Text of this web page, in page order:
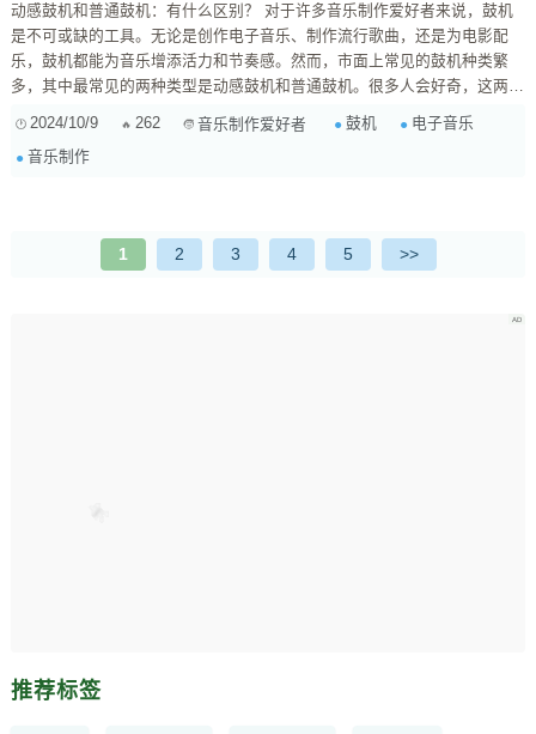
动感鼓机和普通鼓机：有什么区别？ 对于许多音乐制作爱好者来说，鼓机
是不可或缺的工具。无论是创作电子音乐、制作流行歌曲，还是为电影配
乐，鼓机都能为音乐增添活力和节奏感。然而，市面上常见的鼓机种类繁
多，其中最常见的两种类型是动感鼓机和普通鼓机。很多人会好奇，这两种
采样鼓机，其核心是通过采样各种鼓的声音来模拟真实的鼓点。它通常具有
以下特点： 丰富的音色选择： 动感鼓机可以模拟各种鼓的声音，包括架子
2024/10/9 262 音乐制作爱好者 鼓机
电子音乐
音乐制作
1 2 3 4 5 >>
推荐标签